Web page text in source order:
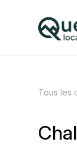
Tous les